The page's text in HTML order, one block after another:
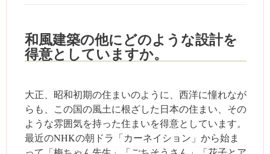
和風建築の他にどのような設計を
得意としていますか。
大正、昭和初期の住まいのように、西洋に憧れなが
らも、この国の風土に根ざした日本の住まい、その
ような雰囲気を持った住まいを得意としています。
最近のNHKの朝ドラ「カーネイション」から始ま